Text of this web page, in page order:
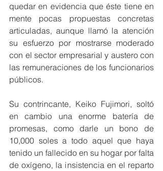
quedar en evidencia que éste tiene en
mente pocas propuestas concretas
articuladas, aunque llamó la atención
su esfuerzo por mostrarse moderado
con el sector empresarial y austero con
las remuneraciones de los funcionarios
públicos.
Su contrincante, Keiko Fujimori, soltó
en cambio una enorme batería de
promesas, como darle un bono de
10,000 soles a todo aquel que haya
tenido un fallecido en su hogar por falta
de oxígeno, la insistencia en el reparto